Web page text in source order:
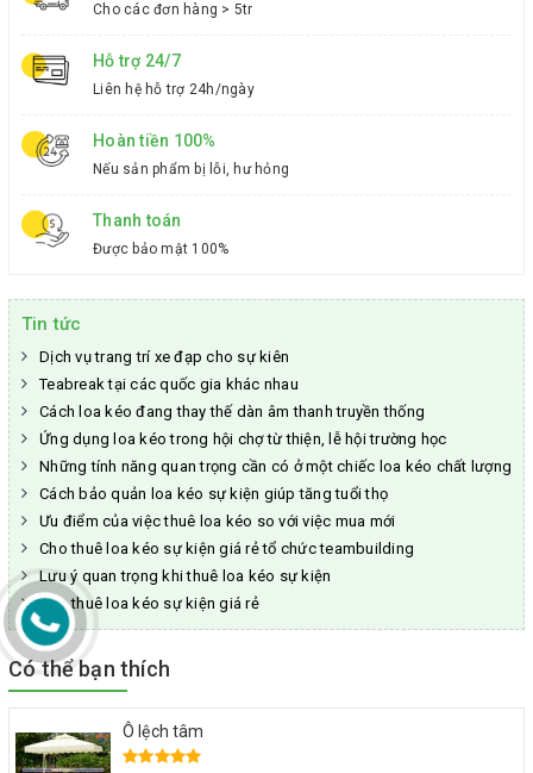
Cho các đơn hàng > 5tr
Hỗ trợ 24/7
Liên hệ hỗ trợ 24h/ngày
Hoàn tiền 100%
Nếu sản phẩm bị lỗi, hư hỏng
Thanh toán
Được bảo mật 100%
Tin tức
Dịch vụ trang trí xe đạp cho sự kiên
Teabreak tại các quốc gia khác nhau
Cách loa kéo đang thay thế dàn âm thanh truyền thống
Ứng dụng loa kéo trong hội chợ từ thiện, lễ hội trường học
Những tính năng quan trọng cần có ở một chiếc loa kéo chất lượng
Cách bảo quản loa kéo sự kiện giúp tăng tuổi thọ
Ưu điểm của việc thuê loa kéo so với việc mua mới
Cho thuê loa kéo sự kiện giá rẻ tổ chức teambuilding
Lưu ý quan trọng khi thuê loa kéo sự kiện
Cho thuê loa kéo sự kiện giá rẻ
Có thể bạn thích
Ô lệch tâm